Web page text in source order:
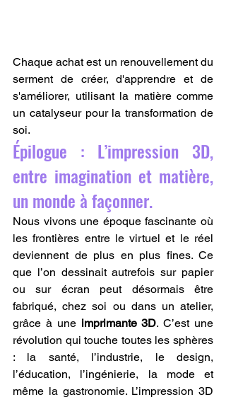
Chaque achat est un renouvellement du
serment de créer, d'apprendre et de
s'améliorer, utilisant la matière comme
un catalyseur pour la transformation de
soi.
Épilogue : L’impression 3D,
entre imagination et matière,
un monde à façonner.
Nous vivons une époque fascinante où
les frontières entre le virtuel et le réel
deviennent de plus en plus fines. Ce
que l’on dessinait autrefois sur papier
ou sur écran peut désormais être
fabriqué, chez soi ou dans un atelier,
grâce à une imprimante 3D. C’est une
révolution qui touche toutes les sphères
: la santé, l’industrie, le design,
l’éducation, l’ingénierie, la mode et
même la gastronomie. L’impression 3D